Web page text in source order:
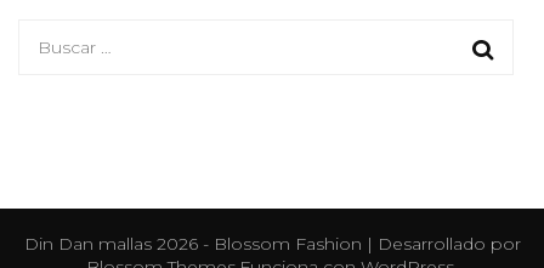
Buscar:
Din Dan mallas 2026 - Blossom Fashion | Desarrollado por